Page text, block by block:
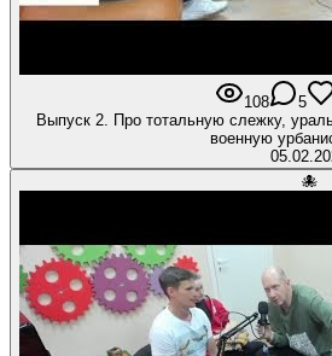
108 5
Выпуск 2. Про тотальную слежку,
военную
🐙